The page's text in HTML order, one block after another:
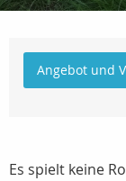
Angebot und
Es spielt keine